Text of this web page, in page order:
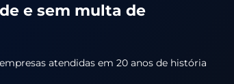
e sem multa de
atendidas em 20 anos de história